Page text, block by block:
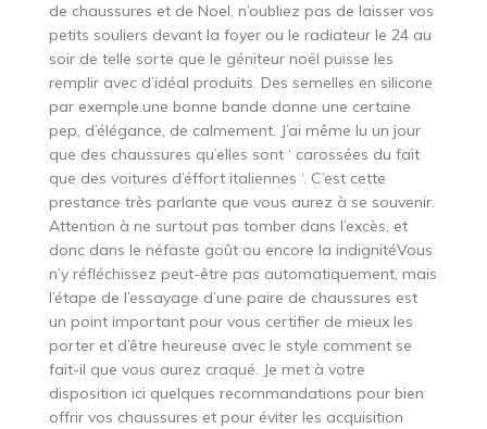
de chaussures et de Noel, n’oubliez pas de laisser vos
petits souliers devant la foyer ou le radiateur le 24 au
soir de telle sorte que le géniteur noël puisse les
remplir avec d’idéal produits. Des semelles en silicone
par exemple.une bonne bande donne une certaine
pep, d’élégance, de calmement. J’ai même lu un jour
que des chaussures qu’elles sont ‘ carossées du fait
que des voitures d’éffort italiennes ‘. C’est cette
prestance très parlante que vous aurez à se souvenir.
Attention à ne surtout pas tomber dans l’excès, et
donc dans le néfaste goût ou encore la indignitéVous
n’y réfléchissez peut-être pas automatiquement, mais
l’étape de l’essayage d’une paire de chaussures est
un point important pour vous certifier de mieux les
porter et d’être heureuse avec le style comment se
fait-il que vous aurez craqué. Je met à votre
disposition ici quelques recommandations pour bien
offrir vos chaussures et pour éviter les acquisition